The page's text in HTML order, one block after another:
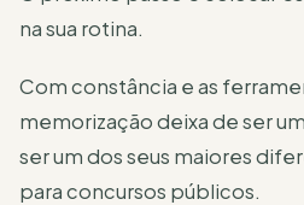
na sua rotina.
Com constância e as
memorização deixa de ser
ser um dos seus maiores
para concursos públicos.